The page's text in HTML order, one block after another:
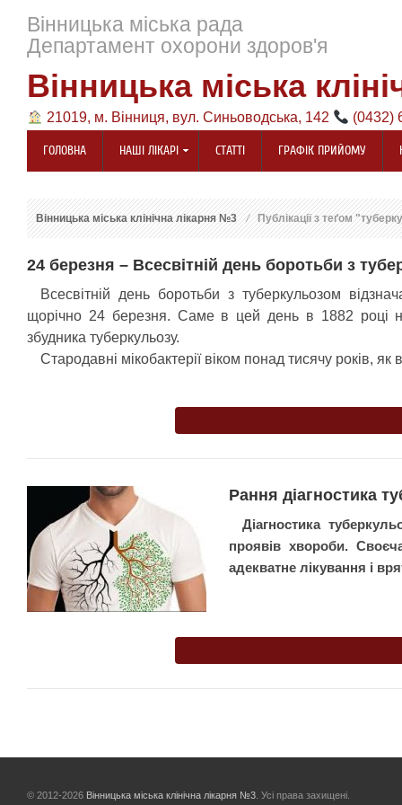
Вінницька міська рада
Департамент охорони здоров'я
Вінницька міська
21019, м. Вінниця, вул. Синьоводська, 142 (0432)
ГОЛОВНА НАШІ ЛІКАРІ СТАТТІ ГРАФІК ПРИЙОМУ
Вінницька міська клінічна лікарня №3 Публікації з теґом
24 березня – Всесвітній день боротьби з
Всесвітній день боротьби з туберкульозом
щорічно 24 березня. Саме в цей день в 1882 році
збудника туберкульозу.
Стародавні мікобактерії віком понад тисячу років,
Рання діагностика
Діагностика
проявів хвороби.
адекватне лікування і
© 2012-2026 Вінницька міська клінічна лікарня №3 . Усі права захищені.